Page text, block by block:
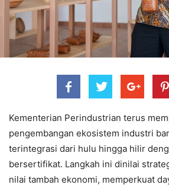
Kementerian Perindustrian terus
pengembangan ekosistem industri
terintegrasi dari hulu hingga hilir
bersertifikat. Langkah ini dinilai
nilai tambah ekonomi, memperkuat